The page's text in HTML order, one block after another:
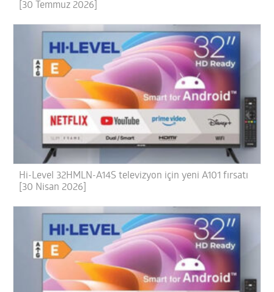
[30 Temmuz 2026]
Hi-Level 32HMLN-A14S televizyon için yeni A101 fırsatı
[30 Nisan 2026]